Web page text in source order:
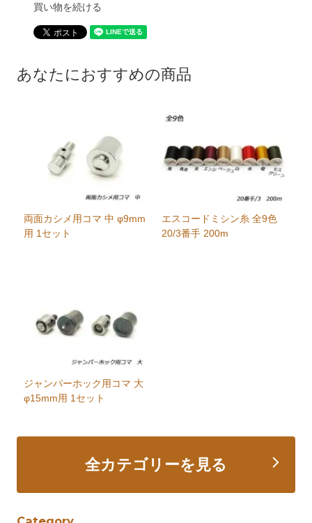
買い物を続ける
あなたにおすすめの商品
両面カシメ用コマ 中 φ9mm
用 1セット
エスコードミシン糸 全9色
20/3番手 200m
ジャンパーホック用コマ 大
φ15mm用 1セット
全カテゴリーを見る